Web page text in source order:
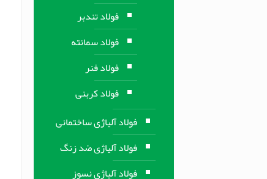
فولاد تندبر
فولاد سمانته
فولاد فنر
فولاد کربنی
فولاد آلیاژی ساختمانی
فولاد آلیاژی ضد زنگ
فولاد آلیاژی نسوز